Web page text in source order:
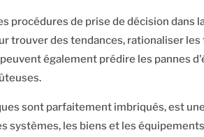
de prise de décision dans
trouver des tendances, rationaliser
également prédire les pannes
sont parfaitement imbriqués, est
systèmes, les biens et les